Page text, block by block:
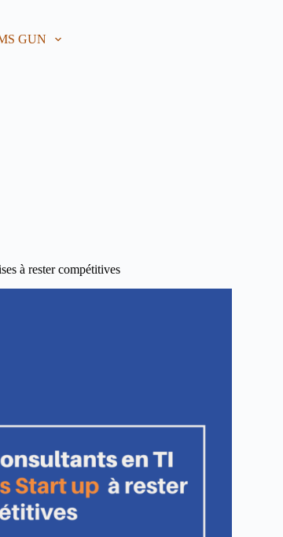
GUN
à rester compétitives